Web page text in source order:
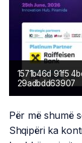
1571b46d 91f5
29adbdd63907
Për më shumë
Shqipëri ka